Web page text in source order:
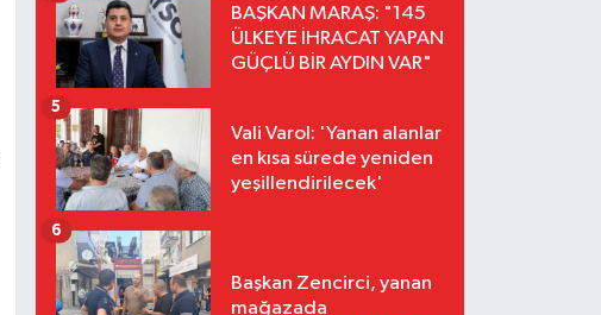
BAŞKAN MARAŞ: "145
ÜLKEYE İHRACAT YAPAN
GÜÇLÜ BİR AYDIN VAR"
Vali Varol: 'Yanan alanlar
en kısa sürede yeniden
yeşillendirilecek'
5
Başkan Zencirci, yanan
mağazada
6